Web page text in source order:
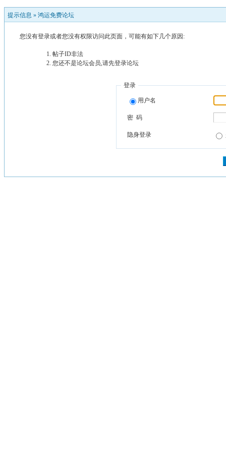
提示信息 » 鸿运免费论坛
您没有登录或者您没有权限访问此页面，可能有如下几个原因:
帖子ID非法
您还不是论坛会员,请先登录论坛
登录
用户名
密 码
隐身登录